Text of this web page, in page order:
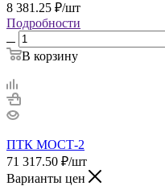
8 381.25 ₽/шт
Подробности
В корзину
ПТК МОСТ-2
71 317.50 ₽/шт
Варианты цен